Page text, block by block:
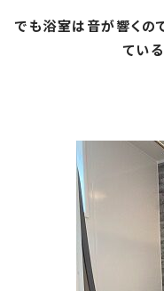
でも浴室は音が響くの
てい